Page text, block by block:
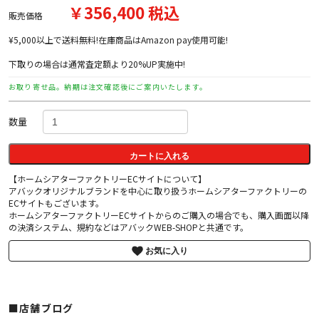
販売価格 ￥356,400 税込
¥5,000以上で送料無料!在庫商品はAmazon pay使用可能!
下取りの場合は通常査定額より20%UP実施中!
お取り寄せ品。納期は注文確認後にご案内いたします。
数量
カートに入れる
【ホームシアターファクトリーECサイトについて】
アバックオリジナルブランドを中心に取り扱うホームシアターファクトリーの
ECサイトもございます。
ホームシアターファクトリーECサイトからのご購入の場合でも、購入画面以降
の決済システム、規約などはアバックWEB-SHOPと共通です。
お気に入り
■店舗ブログ